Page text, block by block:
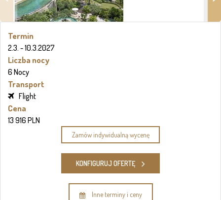
Termin
2.3. - 10.3.2027
Liczba nocy
6 Nocy
Transport
Flight
Cena
13 916 PLN
Zamów indywidualną wycenę
KONFIGURUJ OFERTĘ
Inne terminy i ceny